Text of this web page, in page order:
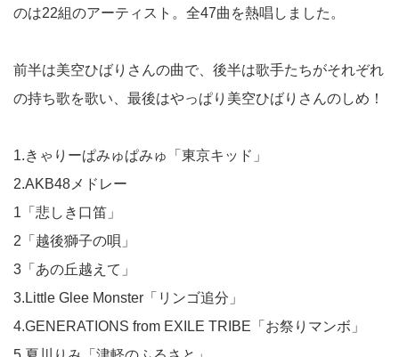
のは22組のアーティスト。全47曲を熱唱しました。
前半は美空ひばりさんの曲で、後半は歌手たちがそれぞれ
の持ち歌を歌い、最後はやっぱり美空ひばりさんのしめ！
1.きゃりーぱみゅぱみゅ「東京キッド」
2.AKB48メドレー
1「悲しき口笛」
2「越後獅子の唄」
3「あの丘越えて」
3.Little Glee Monster「リンゴ追分」
4.GENERATIONS from EXILE TRIBE「お祭りマンボ」